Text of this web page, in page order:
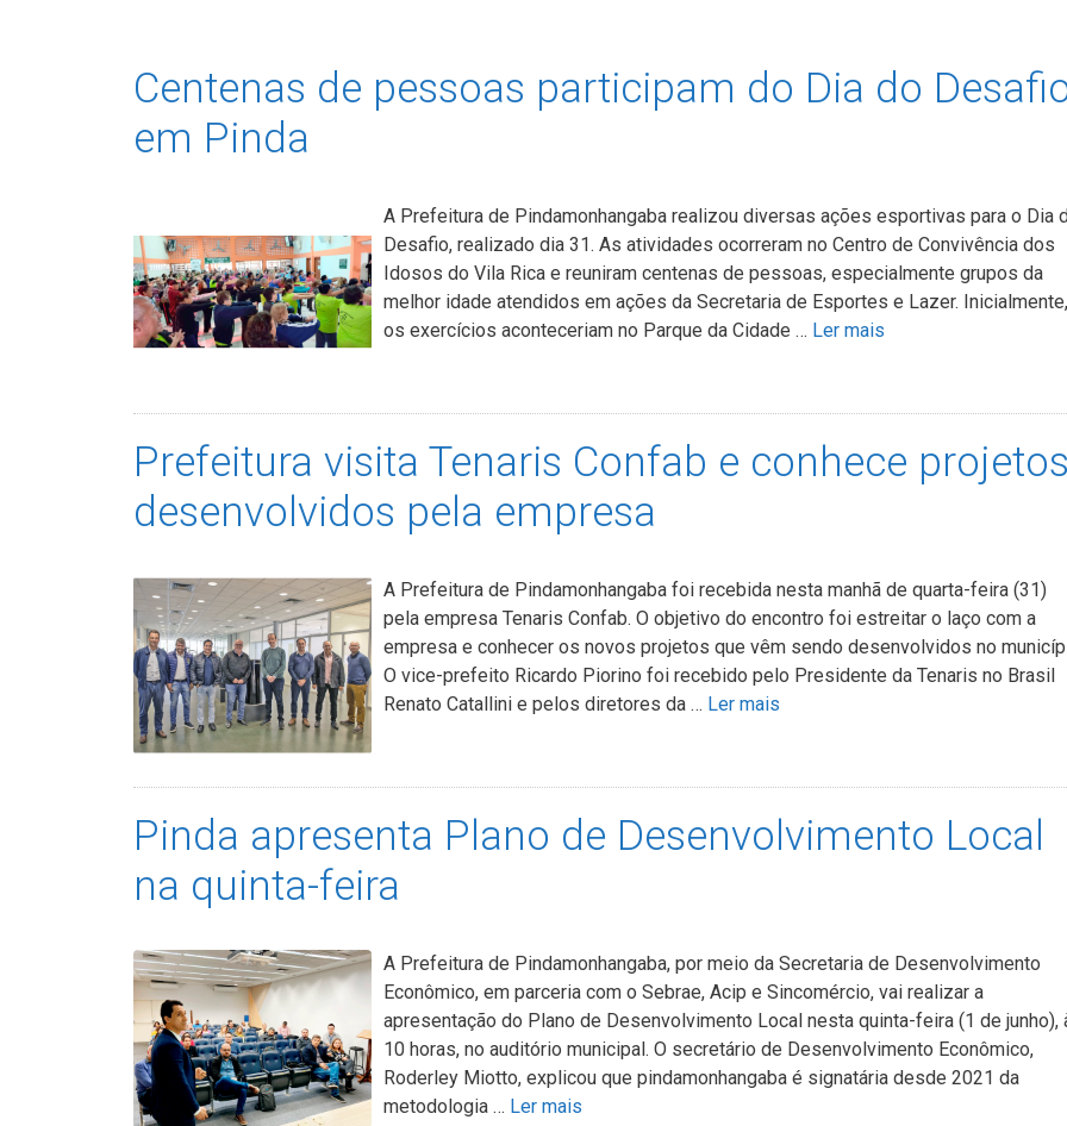
Centenas de pessoas participam do Dia do
em Pinda
A Prefeitura de Pindamonhangaba realizou diversas ações esportivas para o Dia
Desafio, realizado dia 31. As atividades ocorreram no Centro de Convivência dos
Idosos do Vila Rica e reuniram centenas de pessoas, especialmente grupos da
melhor idade atendidos em ações da Secretaria de Esportes e Lazer. Inicialmente,
os exercícios aconteceriam no Parque da Cidade … Ler mais
Prefeitura visita Tenaris Confab e conhece
desenvolvidos pela empresa
A Prefeitura de Pindamonhangaba foi recebida nesta manhã de quarta-feira (31)
pela empresa Tenaris Confab. O objetivo do encontro foi estreitar o laço com a
empresa e conhecer os novos projetos que vêm sendo desenvolvidos no
O vice-prefeito Ricardo Piorino foi recebido pelo Presidente da Tenaris no Brasil
Renato Catallini e pelos diretores da … Ler mais
Pinda apresenta Plano de Desenvolvimento Local
na quinta-feira
A Prefeitura de Pindamonhangaba, por meio da Secretaria de Desenvolvimento
Econômico, em parceria com o Sebrae, Acip e Sincomércio, vai realizar a
apresentação do Plano de Desenvolvimento Local nesta quinta-feira (1 de junho),
10 horas, no auditório municipal. O secretário de Desenvolvimento Econômico,
Roderley Miotto, explicou que pindamonhangaba é signatária desde 2021 da
metodologia … Ler mais